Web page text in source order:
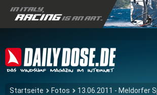
Startseite Fotos 13.06.2011 - Meldorfer